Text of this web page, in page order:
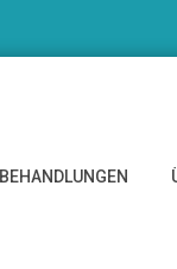
BEHANDLUNGEN